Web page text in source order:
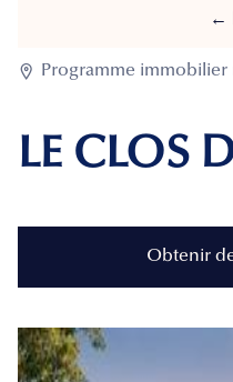
←
 Programme immobilier
LE CLOS
Obtenir